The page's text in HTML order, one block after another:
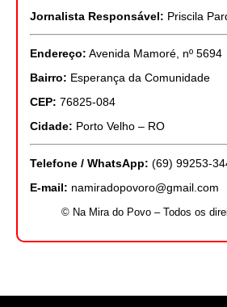
Jornalista Responsável: Priscila
Endereço: Avenida Mamoré, nº 5694
Bairro: Esperança da Comunidade
CEP: 76825-084
Cidade: Porto Velho – RO
Telefone / WhatsApp: (69) 99253-
E-mail: namiradopovoro@gmail.com
© Na Mira do Povo – Todos os